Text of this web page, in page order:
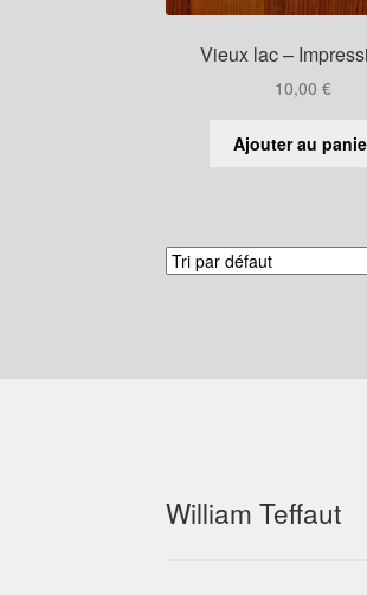
Vieux lac –
10,00 €
Ajouter au
William Teffaut